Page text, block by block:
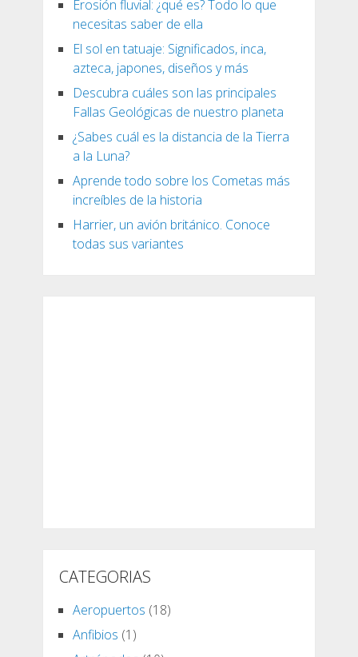
Erosión fluvial: ¿qué es? Todo lo que
necesitas saber de ella
El sol en tatuaje: Significados, inca,
azteca, japones, diseños y más
Descubra cuáles son las principales
Fallas Geológicas de nuestro planeta
¿Sabes cuál es la distancia de la Tierra
a la Luna?
Aprende todo sobre los Cometas más
increíbles de la historia
Harrier, un avión británico. Conoce
todas sus variantes
CATEGORIAS
Aeropuertos (18)
Anfibios (1)